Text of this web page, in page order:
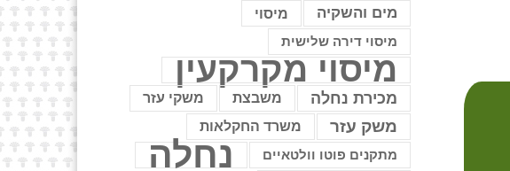
מים והשקיה מיסוי
מיסוי דירה שלישית
מיסוי מקרקעין
מכירת נחלה משבצת משקי עזר
משק עזר משרד החקלאות
מתקנים פוטו וולטאיים נחלה